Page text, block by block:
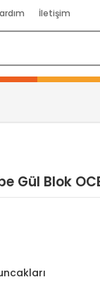
İletişim
Gül Blok